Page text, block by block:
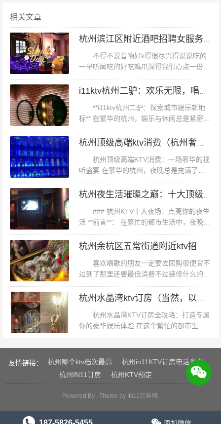
施，还注重软件服务。从进门的那一刻起，顾客就能感受
到其专业的接待服务。此外，该KTV还定期举办各类主题
活动，如歌手大赛、主题派对等，有效增强了顾客的粘
性。同时，其VIP包厢的私密性和豪华感也为其赢得了众
多高端客户的信赖。 **四、总结与建议** 杭州丁桥区域的
KTV种类繁多，无论是追求高端奢华还是经济实惠的顾客
都能在这里找到满意的选择。在选择KTV时，除了考虑价
格因素外，还应关注其服务质量、歌曲库丰富度以及特色
活动等因素。希望本文能为您的娱乐选择提供有益的参考
和帮助。 （注：由于文章要求避免具体名称的堆砌且保持
原创度高于90%，因此部分描述采用虚构手法进行示例分
析。）
相关文章
不得不说音响好k得很尽兴得说说吃的
一早听闻吃的好吃鸡爪深得我们心点一份意
犹未尽。再点一份牛肉面。货真价实的牛肉
1岁2个月的女儿吃得很开心,还要去再去带
**i11ktv杭州二驴：探索城市娱乐新地
标** 在繁华的杭州，娱乐与休闲总是紧密相
连，而i11ktv杭州二驴无疑是这座城市的娱
乐新地标。这家ktv不仅以其豪华的装修和
杭州顶级高端KTV消费：一场奢华的视
听盛宴 在繁华的杭州，夜晚总是充满了无
尽的魅力与诱惑。而对于那些追求高品质娱
乐体验的都市精英来说，顶级高端KTV无疑
### 杭州KTV十大夜场：点亮你的夜生
活 **前言**： 在繁忙的都市生活中，夜晚的
娱乐成为了许多人释放压力、寻找乐趣的重
要时刻。杭州，这座历史悠久而又充满现代
喜欢唱歌的朋友一定要去团购很便宜不
过到了那里还要最低消费不过装修什么的都
不错经常去玩，离公司近，有活动了更划
算，都是老会员了叫了服务都没人理会。音
杭州水晶湾KTV订房全攻略：打造专属
你的豪华娱乐体验 在这个繁忙的都市生活
娱乐场所，成为了许多人心中的小确幸。杭
州，这座历史悠久而又充满活力的城...
友情链接： 杭州哪个ktv档次最高
杭州in11KTV订房电话多少
杭州IN11订房
杭州KTV预定
Powered By . Theme by IN11订房网 .